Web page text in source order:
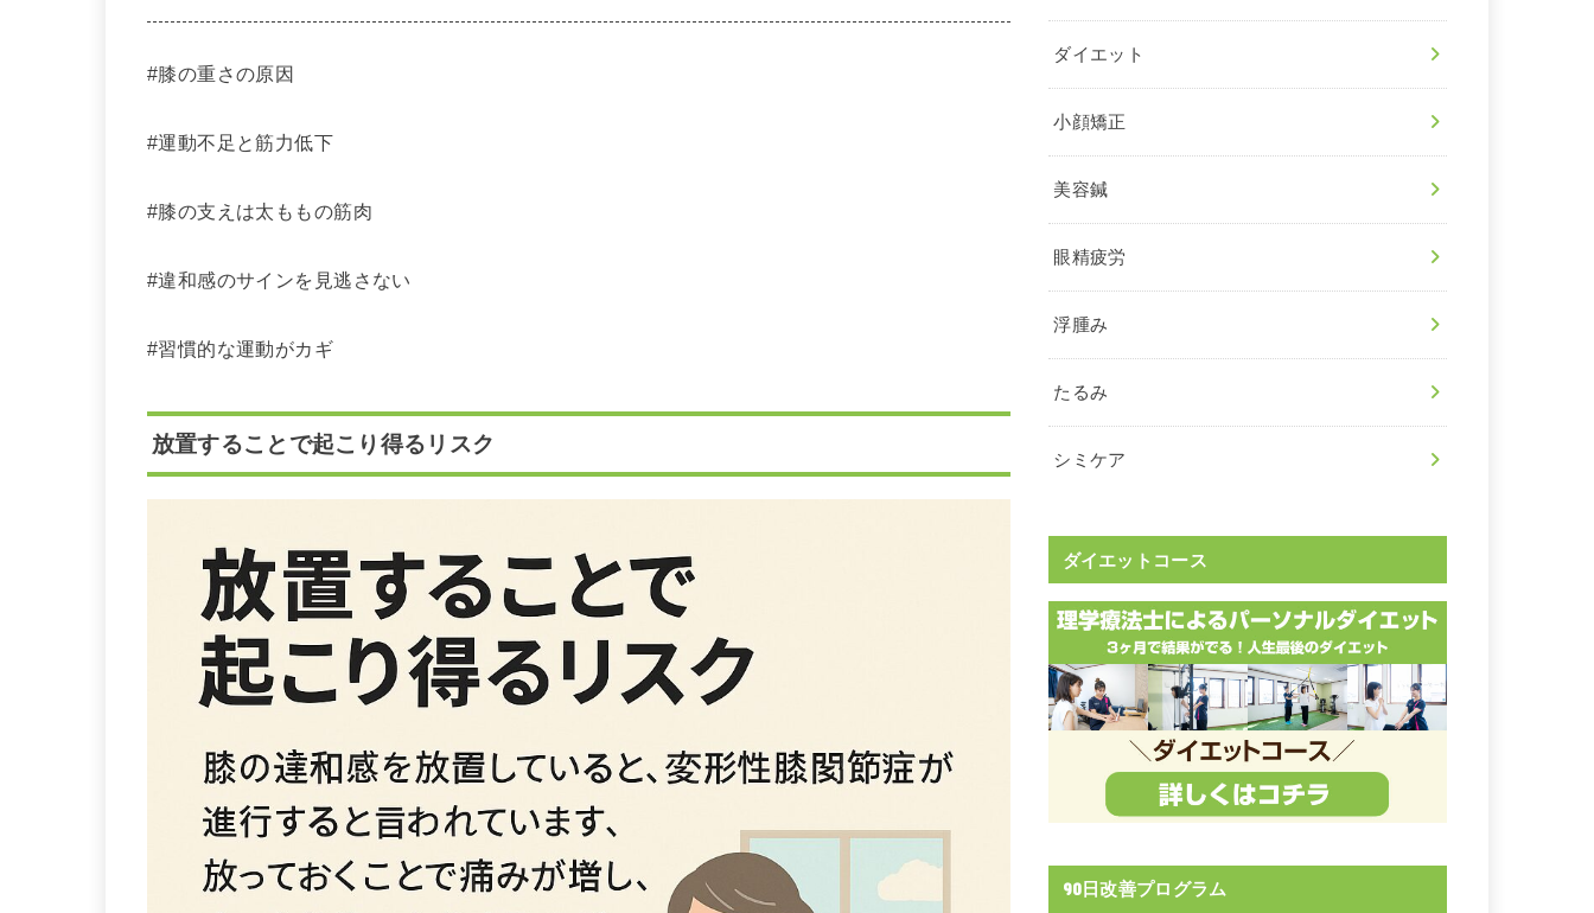
#膝の重さの原因
#運動不足と筋力低下
#膝の支えは太ももの筋肉
#違和感のサインを見逃さない
#習慣的な運動がカギ
放置することで起こり得るリスク
ダイエット
小顔矯正
美容鍼
眼精疲労
浮腫み
たるみ
シミケア
ダイエットコース
90日改善プログラム